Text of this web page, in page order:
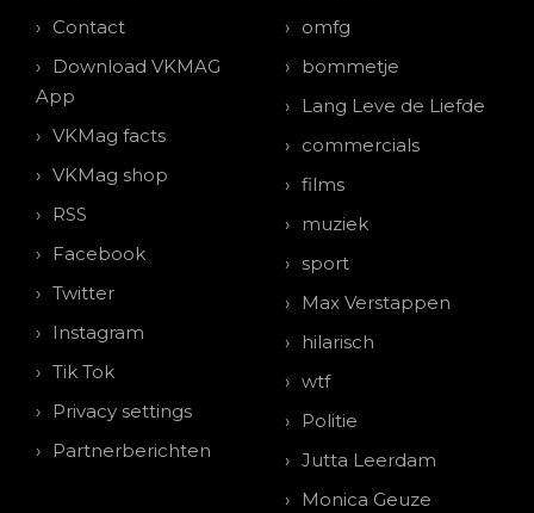
Contact
Download VKMAG
App
VKMag facts
VKMag shop
RSS
Facebook
Twitter
Instagram
Tik Tok
Privacy settings
Partnerberichten
omfg
bommetje
Lang Leve de Liefde
commercials
films
muziek
sport
Max Verstappen
hilarisch
wtf
Politie
Jutta Leerdam
Monica Geuze